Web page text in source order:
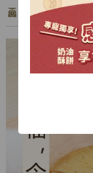
產品特色